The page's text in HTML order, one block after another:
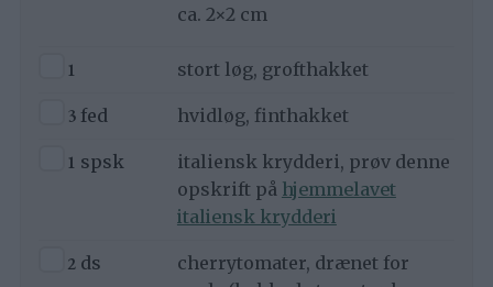
ca. 2×2 cm
▢
1
stort løg, grofthakket
▢
3 fed
hvidløg, finthakket
▢
1 spsk
italiensk krydderi, prøv denne
opskrift på hjemmelavet
italiensk krydderi
▢
2 ds
cherrytomater, drænet for